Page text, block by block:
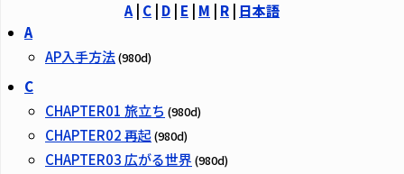
A C D E M R 日本語
A
AP入手方法(980d)
C
CHAPTER01 旅立ち (980d)
CHAPTER02 再起(980d)
CHAPTER03 広がる世界 (980d)